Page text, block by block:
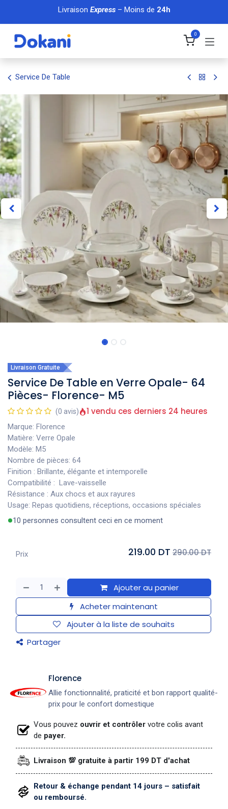
Se rendre au contenu
Livraison Express– Moins de 24h
0
Service De Table
Livraison Gratuite
Service De Table en Verre Opale- 64
Pièces- Florence- M5
(0 avis) 1 vendu ces derniers 24 heures
Marque: Florence
Matière: Verre Opale
Modèle: M5
Nombre de pièces: 64
Finition : Brillante, élégante et intemporelle
Compatibilité : Lave-vaisselle
Résistance : Aux chocs et aux rayures
Usage: Repas quotidiens, réceptions, occasions spéciales
10 personnes consultent ceci en ce moment
Ajouter au panier
Acheter maintenant
Ajouter à la liste de souhaits
Partager
Prix 219.00 DT 290.00 DT
​Florence
Allie fonctionnalité, praticité et bon rapport qualité-
prix pour le confort domestique
Vous pouvez ouvrir et contrôler votre colis avant
de payer.
Livraison 💯 gratuite à partir 199 DT d'achat
Retour & échange pendant 14 jours – satisfait
ou remboursé.